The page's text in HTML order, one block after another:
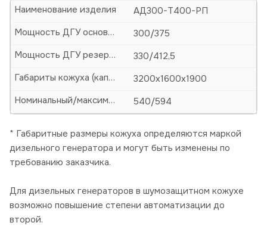
АД300-Т400-РП
Наименование изделия
300/375
Мощность ДГУ основная (кВт/кВА)
330/412,5
Мощность ДГУ резервная (кВт/кВА)
3200х1600х1900
Габариты кожуха (капота)-ДхШхВ, мм
540/594
Номинальный/максимальный ток, А
* Габаритные размеры кожуха определяются маркой
дизельного генератора и могут быть изменены по
требованию заказчика.
Для дизельных генераторов в шумозащитном кожухе
возможно повышение степени автоматизации до
второй.